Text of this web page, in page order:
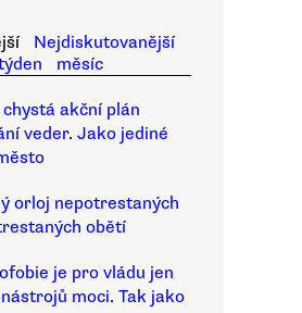
Nejdiskutovanější
měsíc
akční plán
veder. Jako jediné
orloj nepotrestaných
obětí
je pro vládu jen
moci. Tak jako